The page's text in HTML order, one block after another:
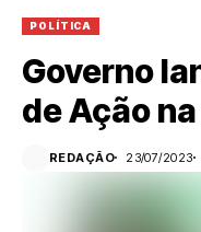
POLÍTICA
Governo
de Ação
REDAÇÃO 23/07/2023